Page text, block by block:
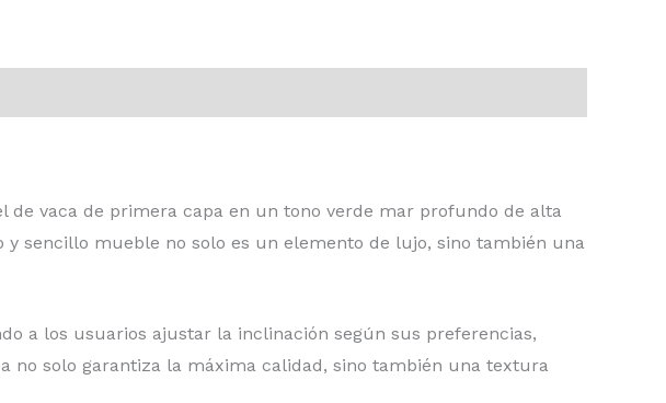
de vaca de primera capa en un tono verde mar profundo de alta
sencillo mueble no solo es un elemento de lujo, sino también una
a los usuarios ajustar la inclinación según sus preferencias,
no solo garantiza la máxima calidad, sino también una textura